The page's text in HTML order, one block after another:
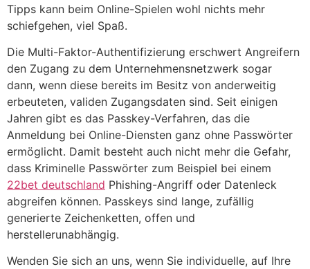
Tipps kann beim Online-Spielen wohl nichts mehr
schiefgehen, viel Spaß.
Die Multi-Faktor-Authentifizierung erschwert Angreifern
den Zugang zu dem Unternehmensnetzwerk sogar
dann, wenn diese bereits im Besitz von anderweitig
erbeuteten, validen Zugangsdaten sind. Seit einigen
Jahren gibt es das Passkey-Verfahren, das die
Anmeldung bei Online-Diensten ganz ohne Passwörter
ermöglicht. Damit besteht auch nicht mehr die Gefahr,
dass Kriminelle Passwörter zum Beispiel bei einem
22bet deutschland Phishing-Angriff oder Datenleck
abgreifen können. Passkeys sind lange, zufällig
generierte Zeichenketten, offen und
herstellerunabhängig.
Wenden Sie sich an uns, wenn Sie individuelle, auf Ihre